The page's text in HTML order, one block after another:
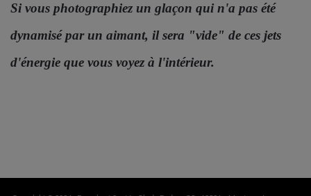
Si vous photographiez un glaçon qui n'a pas été
dynamisé par un aimant, il sera "vide" de ces jets
d'énergie que vous voyez à l'intérieur.